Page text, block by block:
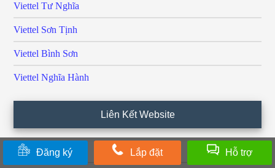
Viettel Tư Nghĩa
Viettel Sơn Tịnh
Viettel Bình Sơn
Viettel Nghĩa Hành
Liên Kết Website
Viettel Telecom
Đăng ký Lắp đặt Hỗ trợ